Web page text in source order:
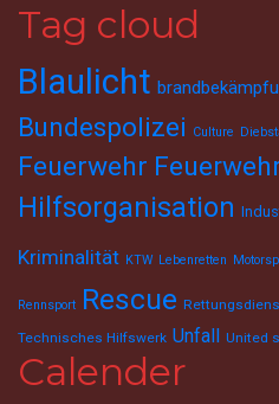
Tag cloud
Blaulicht
Bundespolizei Culture
Feuerwehr
Hilfsorganisation
Kriminalität KTW Lebenretten
Rennsport Rescue
Technisches Hilfswerk Unfall United
Calender